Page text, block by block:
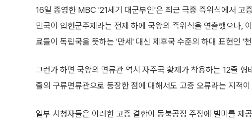
16일 종영한 MBC '21세기 대군부인'은 최근 극중 즉위식에서 고
민국이 입헌군주제라는 전제 하에 국왕의 즉위식을 연출했으나,
료들이 독립국을 뜻하는 '만세' 대신 제후국 수준의 하대 표현인 '
그런가 하면 국왕의 면류관 역시 자주국 황제가 착용하는 12줄
줄의 구류면류관으로 등장한 점에 대해서도 고증 오류라는 지적
일부 시청자들은 이러한 고증 결함이 동북공정 주장에 빌미를 제